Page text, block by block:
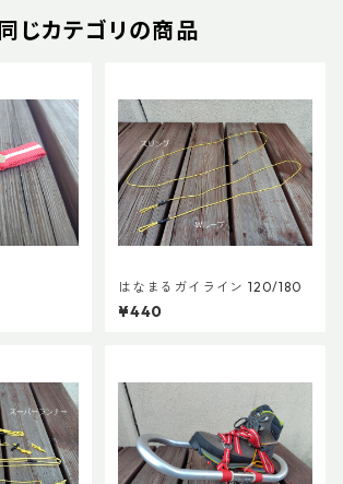
同じカテゴリの商品
はなまるガイライン 120/180
¥440